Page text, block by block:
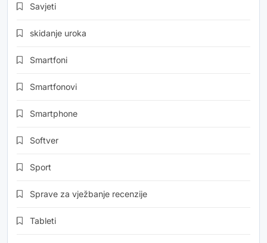
Savjeti
skidanje uroka
Smartfoni
Smartfonovi
Smartphone
Softver
Sport
Sprave za vježbanje recenzije
Tableti